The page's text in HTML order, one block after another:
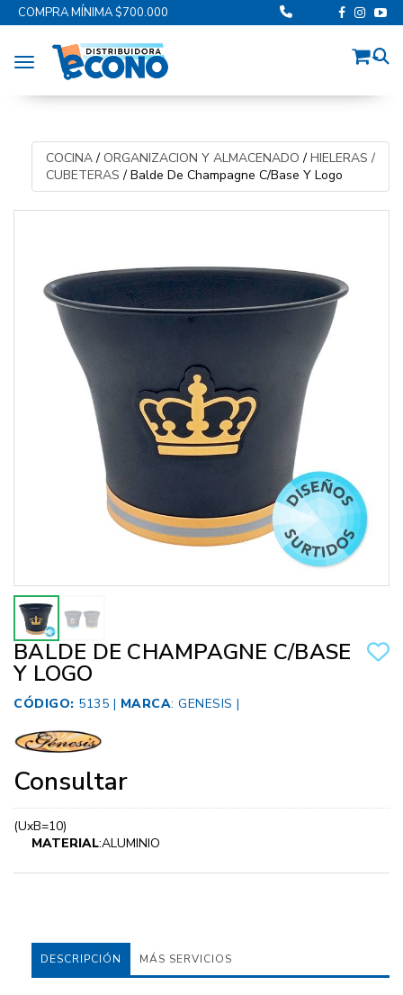
COMPRA MÍNIMA $700.000
Toggle navigation
COCINA/ ORGANIZACION Y ALMACENADO / HIELERAS /
CUBETERAS / Balde De Champagne C/Base Y Logo
BALDE DE CHAMPAGNE C/BASE
Y LOGO
CÓDIGO: 5135 | MARCA: GENESIS |
Consultar
(UxB=10)
MATERIAL:ALUMINIO
DESCRIPCIÓN MÁS SERVICIOS